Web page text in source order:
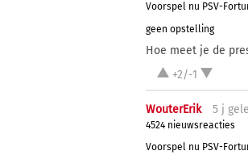
Voorspel nu PSV-
geen opstelling
Hoe meet je de
+2/-1
WouterErik 5 j
4524 nieuwsreacties
Voorspel nu PSV-